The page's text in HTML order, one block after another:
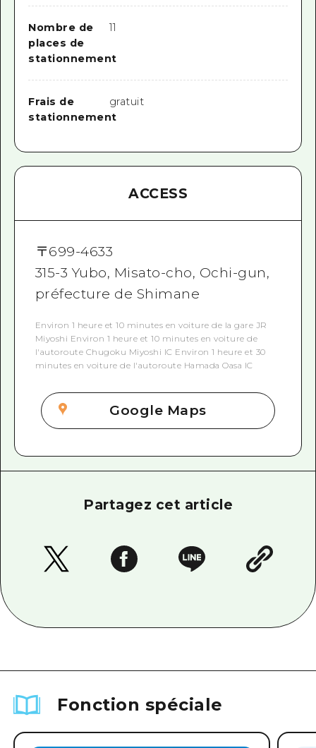
Nombre de
places de
stationnement
11
Frais de
stationnement
gratuit
ACCESS
〒699-4633
315-3 Yubo, Misato-cho, Ochi-gun,
préfecture de Shimane
Environ 1 heure et 10 minutes en voiture de la gare JR
Miyoshi Environ 1 heure et 10 minutes en voiture de
l'autoroute Chugoku Miyoshi IC Environ 1 heure et 30
minutes en voiture de l'autoroute Hamada Oasa IC
Google Maps
Partagez cet article
Fonction spéciale